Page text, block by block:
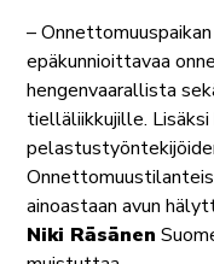
–
epäkunnioittavaa
hengenvaarallista
tielläliikkujille. Lisäksi
ainoastaan avun
Niki Räsänen